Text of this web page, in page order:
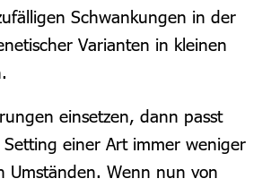
Schwankungen in der
Varianten in kleinen
einsetzen, dann passt
Setting einer Art immer weniger
Umständen. Wenn nun von